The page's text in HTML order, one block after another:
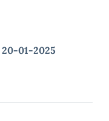
20-01-2025